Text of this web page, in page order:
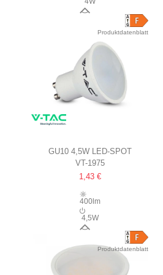
Produktdatenblatt
GU10 4,5W LED-SPOT
VT-1975
1,43 €
400lm
4,5W
Produktdatenblatt